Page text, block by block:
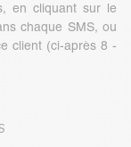
en cliquant sur le
chaque SMS, ou
client (ci-après 8 -